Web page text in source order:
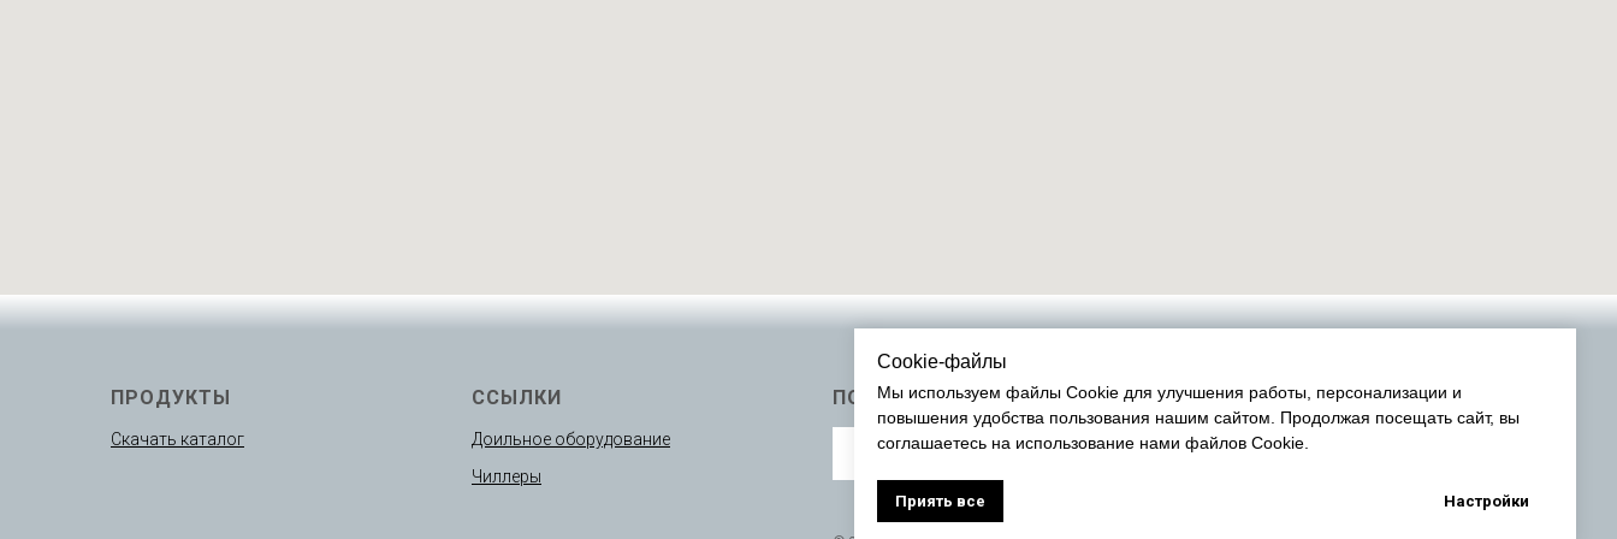
Cookie-файлы
Мы используем файлы Cookie для улучшения работы, персонализации и
повышения удобства пользования нашим сайтом. Продолжая посещать сайт, вы
соглашаетесь на использование нами файлов Cookie.
Приять все Настройки
ПРОДУКТЫ
Скачать каталог
ССЫЛКИ
Доильное оборудование
Чиллеры
ПОДПИСАТЬСЯ